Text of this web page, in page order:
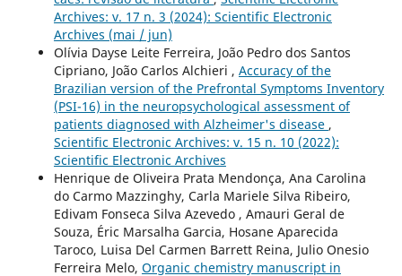
Archives: v. 17 n. 3 (2024): Scientific Electronic
Archives (mai / jun)
Olívia Dayse Leite Ferreira, João Pedro dos Santos
Cipriano, João Carlos Alchieri , Accuracy of the
Brazilian version of the Prefrontal Symptoms Inventory
(PSI-16) in the neuropsychological assessment of
patients diagnosed with Alzheimer's disease ,
Scientific Electronic Archives: v. 15 n. 10 (2022):
Scientific Electronic Archives
Henrique de Oliveira Prata Mendonça, Ana Carolina
do Carmo Mazzinghy, Carla Mariele Silva Ribeiro,
Edivam Fonseca Silva Azevedo , Amauri Geral de
Souza, Éric Marsalha Garcia, Hosane Aparecida
Taroco, Luisa Del Carmen Barrett Reina, Julio Onesio
Ferreira Melo, Organic chemistry manuscript in